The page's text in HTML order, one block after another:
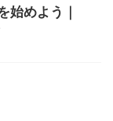
始めよう｜